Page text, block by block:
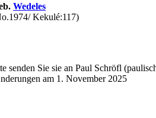
Wedeles
Kekulé:117)
senden Sie sie an Paul Schröfl (pauli
am 1. November 2025